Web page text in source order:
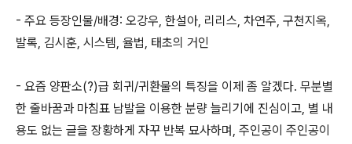
- 주요 등장인물/배경: 오강우, 한설아, 리리스, 차연주, 구천지옥,
발록, 김시훈, 시스템, 율법, 태초의 거인
- 요즘 양판소(?)급 회귀/귀환물의 특징을 이제 좀 알겠다. 무분별
한 줄바꿈과 마침표 남발을 이용한 분량 늘리기에 진심이고, 별 내
용도 없는 글을 장황하게 자꾸 반복 묘사하며, 주인공이 주인공이